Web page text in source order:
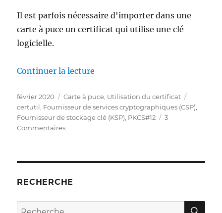
to
be
Zertifikatvorlagen?
Il est parfois nécessaire d'importer dans une
carte à puce un certificat qui utilise une clé
logicielle.
Continuer la lecture
Publié
le
février 2020 Catégories
Carte à puce Utilisation du certificat
certutil Fournisseur de services cryptographiques (CSP)
Fournisseur de stockage clé (KSP) PKCS#12
3
Commentairessur
eine
RECHERCHE
Recherche